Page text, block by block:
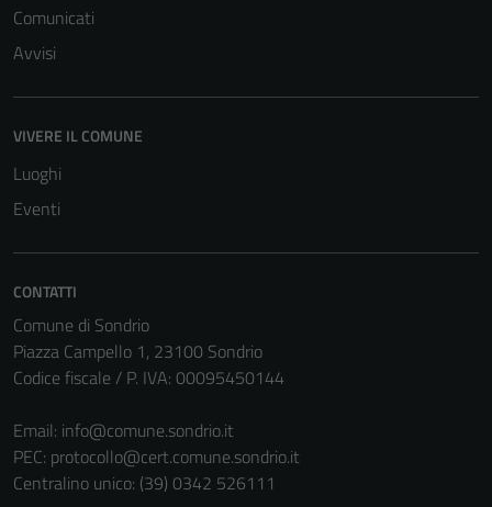
Comunicati
Avvisi
VIVERE IL COMUNE
Luoghi
Eventi
CONTATTI
Comune di Sondrio
Piazza Campello 1, 23100 Sondrio
Codice fiscale / P. IVA: 00095450144
Email: info@comune.sondrio.it
PEC: protocollo@cert.comune.sondrio.it
Centralino unico: (39) 0342 526111